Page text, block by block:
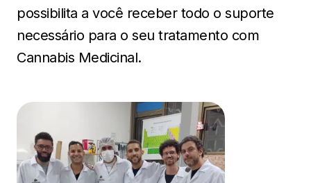
possibilita a você receber todo o suporte
necessário para o seu tratamento com
Cannabis Medicinal.